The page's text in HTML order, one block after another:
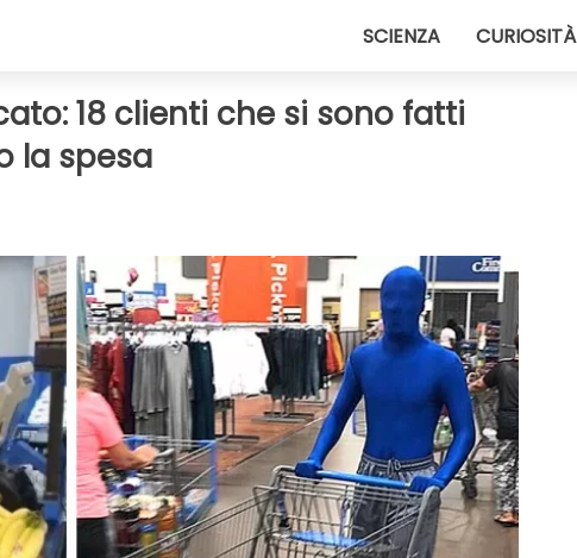
SCIENZA CURIOSITÀ
18 clienti che si sono fatti
la spesa